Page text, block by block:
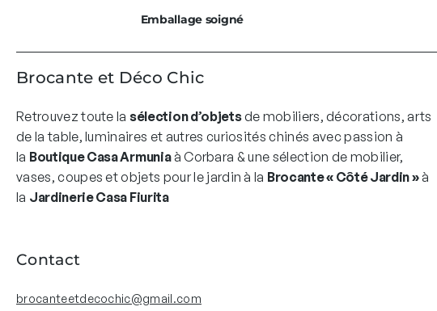
Emballage soigné
Brocante et Déco Chic
Retrouvez toute lasélection d’objetsde mobiliers, décorations, arts
de la table, luminaires et autres curiosités chinés avec passion à
la Boutique Casa Armuniaà Corbara & une sélection de mobilier,
vases, coupes et objets pour le jardin à la Brocante « Côté Jardin »à
la Jardinerie Casa Fiurita
Contact
brocanteetdecochic@gmail.com